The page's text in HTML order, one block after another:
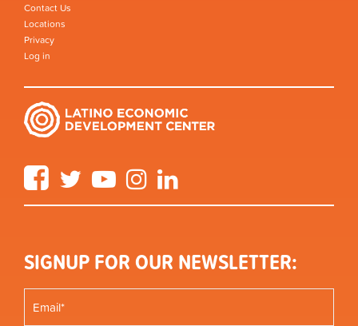
Contact Us
Locations
Privacy
Log in
FacebookTwitter YouTube Instagram
SIGNUP FOR OUR NEWSLETTER: